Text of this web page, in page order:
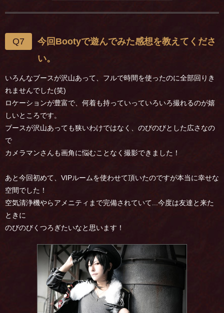
Q7
今回Bootyで遊んでみた感想を教えてくださ
い。
いろんなブースが沢山あって、フルで時間を使ったのに全部回りき
れませんでした(笑)
ロケーションが豊富で、何着も持っていっていろいろ撮れるのが嬉
しいところです。
ブースが沢山あっても狭いわけではなく、のびのびとした広さなの
で
カメラマンさんも画角に悩むことなく撮影できました！
あと今回初めて、VIPルームを使わせて頂いたのですが本当に幸せな
空間でした！
空気清浄機やらアメニティまで完備されていて...今度は友達と来た
ときに
のびのびくつろぎたいなと思います！